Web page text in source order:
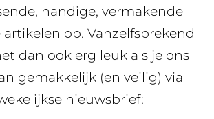
handige, vermakende
op. Vanzelfsprekend
dan ook erg leuk als je ons
gemakkelijk (en veilig) via
nieuwsbrief: